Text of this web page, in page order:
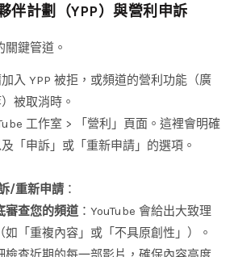
伴計劃（YPP）與營利申訴
鍵管道。
加入 YPP 被拒，或頻道的營利功能（廣
被取消時。
工作室 > 「營利」頁面。這裡會明確
「申訴」或「重新申請」的選項。
/重新申請 ：
審查您的頻道 ：YouTube 會給出大致理
如「重複內容」或「不具原創性」）。